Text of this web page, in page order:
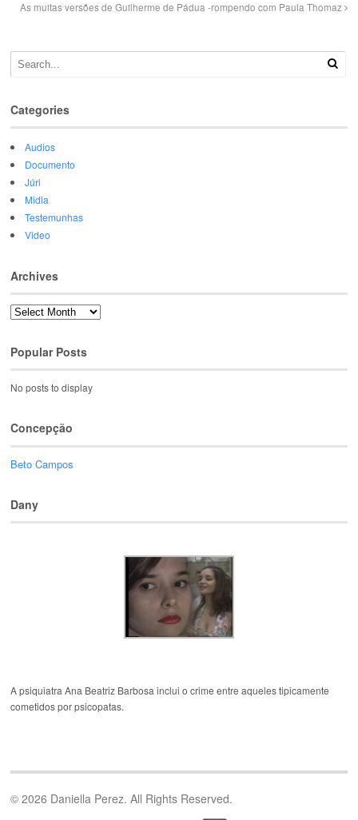
As muitas versões de Guilherme de Pádua -rompendo com Paula Thomaz
Categories
Audios
Documento
Júri
Midia
Testemunhas
Video
Archives
Archives
Popular Posts
No posts to display
Concepção
Beto Campos
Dany
A psiquiatra Ana Beatriz Barbosa inclui o crime entre aqueles tipicamente
cometidos por psicopatas.
© 2026 Daniella Perez. All Rights Reserved.